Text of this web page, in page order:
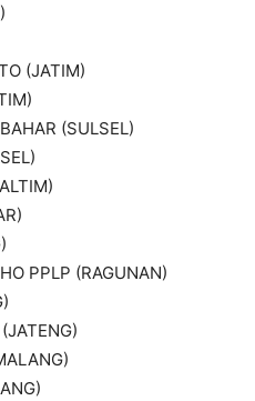
(JATIM)
(SULSEL)
PPLP (RAGUNAN)